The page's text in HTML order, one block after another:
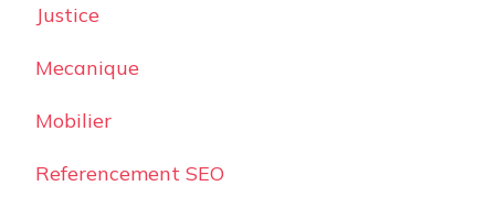
Justice
Mecanique
Mobilier
Referencement SEO